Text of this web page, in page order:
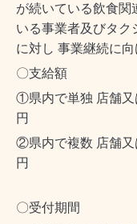
が続いている飲食関
いる事業者及びタク
に対し 事業継続に
〇支給額
①県内で単独 店舗又
円
②県内で複数 店舗又
円
〇受付期間